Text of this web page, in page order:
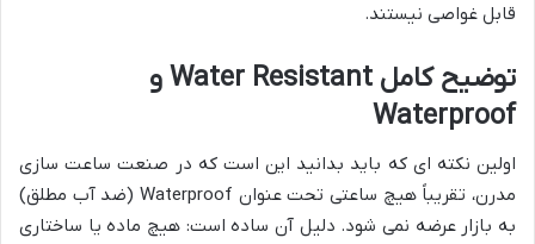
قابل غواصی نیستند.
توضیح کامل Water Resistant و
Waterproof
اولین نکته ای که باید بدانید این است که در صنعت ساعت سازی
مدرن، تقریباً هیچ ساعتی تحت عنوان Waterproof (ضد آب مطلق)
به بازار عرضه نمی شود. دلیل آن ساده است: هیچ ماده یا ساختاری